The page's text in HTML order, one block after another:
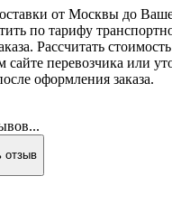
от Москвы до
по тарифу
Рассчитать
сайте перевозчика или
оформления заказа.
отзыв